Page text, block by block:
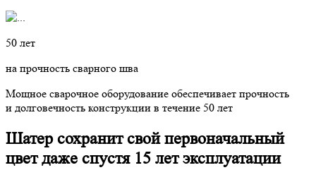
50 лет
на прочность сварного шва
Мощное сварочное оборудование обеспечивает прочность
и долговечность конструкции в течение 50 лет
Шатер сохранит свой первоначальный
цвет даже спустя 15 лет эксплуатации